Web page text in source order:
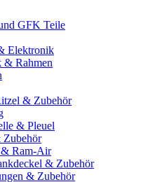
GFK Teile
Elektronik
& Rahmen
& Zubehör
& Pleuel
Ram-Air
& Zubehör
& Zubehör